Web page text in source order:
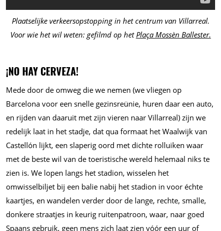
Plaatselijke verkeersopstopping in het centrum van Villarreal.
Voor wie het wil weten: gefilmd op het Plaça Mossèn Ballester.
¡NO HAY CERVEZA!
Mede door de omweg die we nemen (we vliegen op
Barcelona voor een snelle gezinsreünie, huren daar een auto,
en rijden van daaruit met zijn vieren naar Villarreal) zijn we
redelijk laat in het stadje, dat qua formaat het Waalwijk van
Castellón lijkt, een slaperig oord met dichte rolluiken waar
met de beste wil van de toeristische wereld helemaal niks te
zien is. We lopen langs het stadion, wisselen het
omwisselbiljet bij een balie nabij het stadion in voor échte
kaartjes, en wandelen verder door de lange, rechte, smalle,
donkere straatjes in keurig ruitenpatroon, waar, naar goed
Spaans gebruik, geen mens zich laat zien vóór een uur of